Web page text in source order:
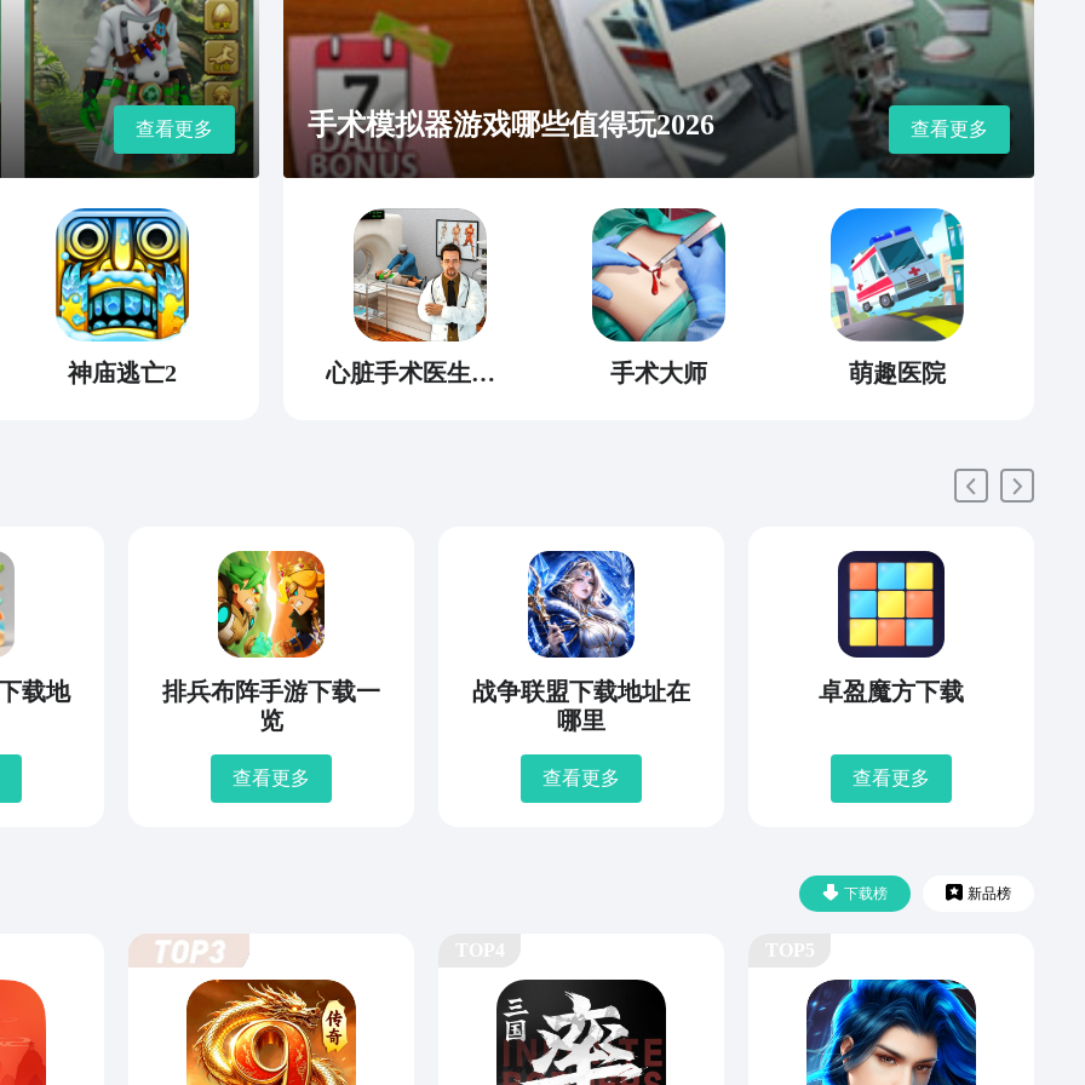
查看更多
神庙逃亡2
手术模拟器游戏哪些值得玩2026 查看更多
心脏手术医生模拟 手术大师 萌趣医院
载地
排兵布阵手游下载一
览
查看更多
战争联盟下载地址在
哪里
查看更多
卓盈魔方下载
查看更多
下载榜 新品榜